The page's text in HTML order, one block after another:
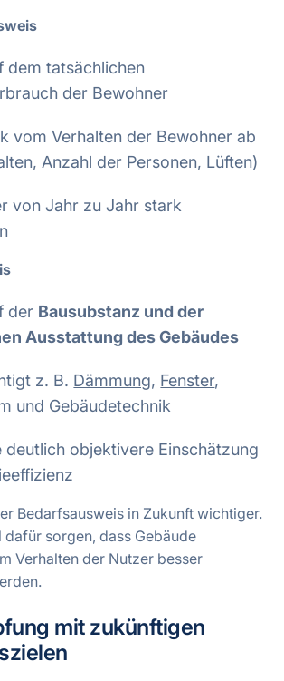
dem tatsächlichen
der Bewohner
vom Verhalten der Bewohner ab
Anzahl der Personen, Lüften)
von Jahr zu Jahr stark
der Bausubstanz und der
Ausstattung des Gebäudes
z. B. Dämmung, Fenster,
und Gebäudetechnik
deutlich objektivere Einschätzung
Bedarfsausweis in Zukunft wichtiger.
dafür sorgen, dass Gebäude
Verhalten der Nutzer besser
mit zukünftigen